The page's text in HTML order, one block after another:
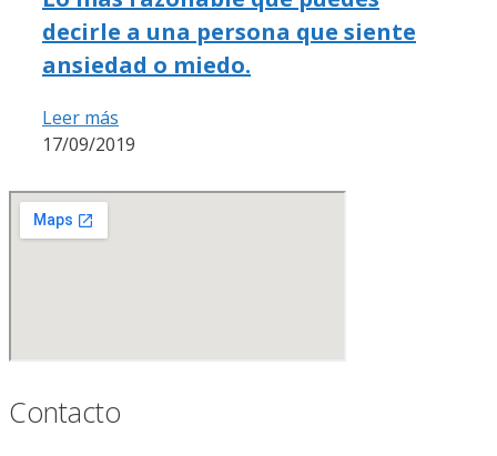
decirle a una persona que siente
ansiedad o miedo.
Leer más
17/09/2019
Contacto